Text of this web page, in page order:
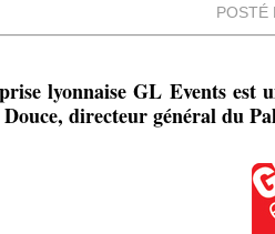
POSTÉ
lyonnaise GL Events
directeur général du